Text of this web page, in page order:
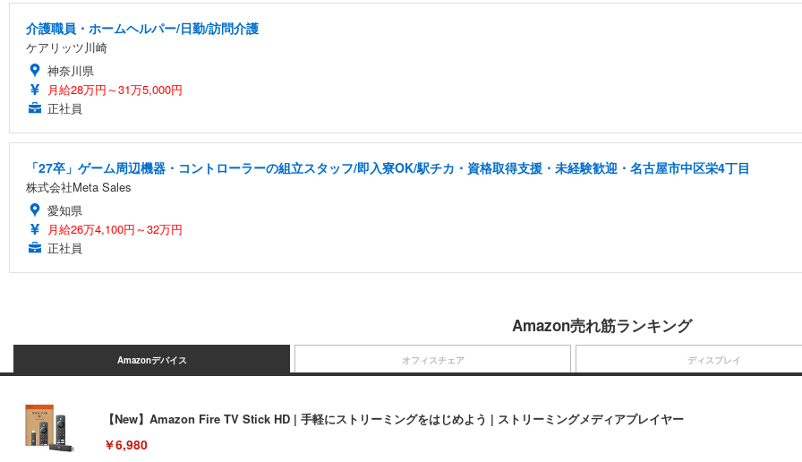
介護職員・ホームヘルパー/日勤/訪問介護
ケアリッツ川崎
神奈川県
月給28万円～31万5,000円
正社員
「27卒」ゲーム周辺機器・コントローラーの組立スタッフ/即入寮OK/駅チカ・資格取得支援・未経験歓迎・名古屋市中区栄4丁目
株式会社Meta Sales
愛知県
月給26万4,100円～32万円
正社員
Amazon売れ筋ランキング
Amazonデバイス
【New】Amazon Fire TV Stick HD | 手軽にストリーミングをはじめよう | ストリーミングメディアプレイヤー
￥6,980
オフィスチェア ディスプレイ